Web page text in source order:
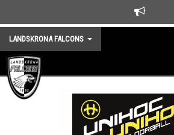
LANDSKRONA FALCONS
HEM